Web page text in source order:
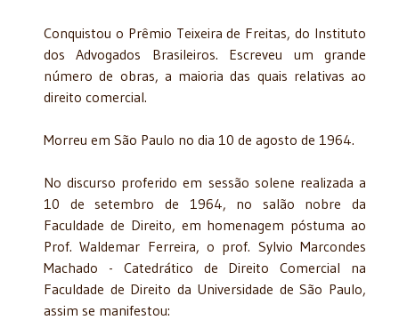
Conquistou o Prêmio Teixeira de Freitas, do Instituto
dos Advogados Brasileiros. Escreveu um grande
número de obras, a maioria das quais relativas ao
direito comercial.
Morreu em São Paulo no dia 10 de agosto de 1964.
No discurso proferido em sessão solene realizada a
10 de setembro de 1964, no salão nobre da
Faculdade de Direito, em homenagem póstuma ao
Prof. Waldemar Ferreira, o prof. Sylvio Marcondes
Machado - Catedrático de Direito Comercial na
Faculdade de Direito da Universidade de São Paulo,
assim se manifestou: